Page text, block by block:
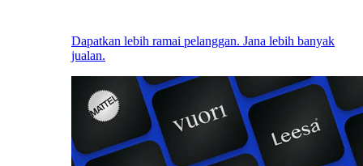
Dapatkan lebih ramai pelanggan. Jana lebih banyak
jualan.